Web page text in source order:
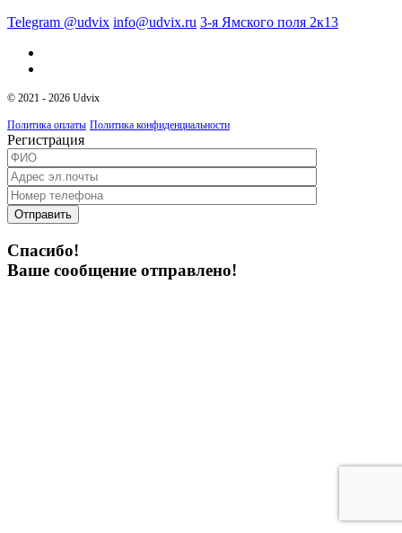
Telegram @udvix info@udvix.ru 3-я Ямского поля 2к13
© 2021 - 2026 Udvix
Политика оплаты Политика конфиденциальности
Регистрация
Отправить
Спасибо!
Ваше сообщение отправлено!